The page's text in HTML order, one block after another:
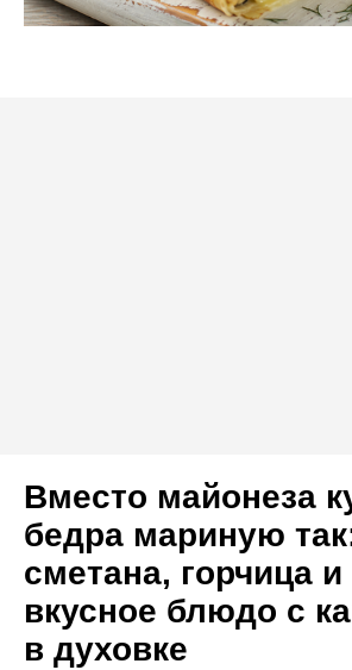
Вместо майонеза
бедра мариную
сметана, горчица
вкусное блюдо с
в духовке